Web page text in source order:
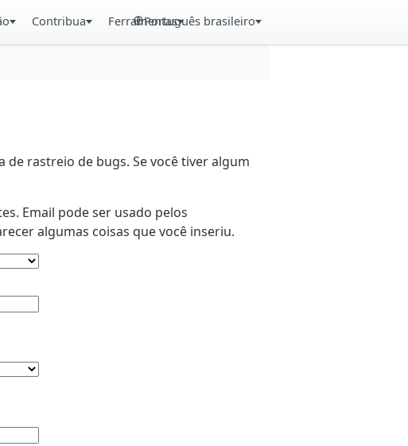
Contribua FerramentasPortuguês brasileiro
rastreio de bugs. Se você tiver algum
Email pode ser usado pelos
algumas coisas que você inseriu.